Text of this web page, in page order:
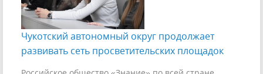
Чукотский автономный округ продолжает
развивать сеть просветительских площадок